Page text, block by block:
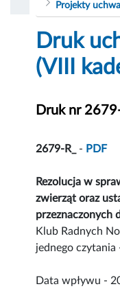
Projekty
Druk
(VIII
Druk nr
2679-R_ - PDF
Rezolucja w
zwierząt oraz
przeznaczonych
Klub Radnych
jednego
Data wpływu -